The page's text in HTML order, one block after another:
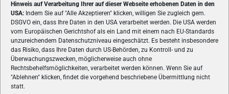
Hinweis auf Verarbeitung Ihrer auf dieser Webseite erhobenen Daten in den
USA: Indem Sie auf "Alle Akzeptieren" klicken, willigen Sie zugleich gem.
DSGVO ein, dass Ihre Daten in den USA verarbeitet werden. Die USA werden
vom Europäischen Gerichtshof als ein Land mit einem nach EU-Standards
unzureichendem Datenschutzniveau eingeschätzt. Es besteht insbesondere
das Risiko, dass Ihre Daten durch US-Behörden, zu Kontroll- und zu
Überwachungszwecken, möglicherweise auch ohne
Rechtsbehelfsmöglichkeiten, verarbeitet werden können. Wenn Sie auf
"Ablehnen" klicken, findet die vorgehend beschriebene Übermittlung nicht
statt.
ÜBER UNS
VON GAMERN, FÜR GAMER! Gamers.at ist das älteste Online-
Spielemagazin Österreichs und bringt täglich aktuelle News,
Reviews und Videos zu PC- und Konsolenspielen, Gaming-
Hardware und aus der Welt des e-Sport's.